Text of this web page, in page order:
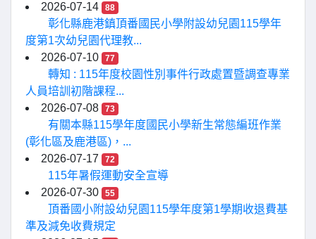
2026-07-14
88
彰化縣鹿港鎮頂番國民小學附設幼兒園115學年
度第1次幼兒園代理教...
2026-07-10
77
轉知 : 115年度校園性別事件行政處置暨調查專業
人員培訓初階課程...
2026-07-08
73
有關本縣115學年度國民小學新生常態編班作業
(彰化區及鹿港區)，...
2026-07-17
72
115年暑假運動安全宣導
2026-07-30
55
頂番國小附設幼兒園115學年度第1學期收退費基
準及減免收費規定